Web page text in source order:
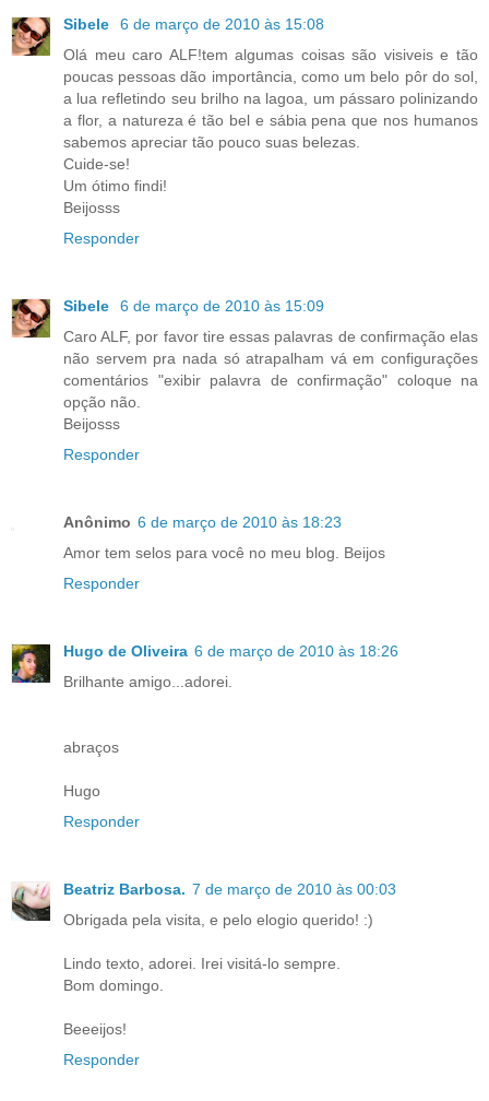
Sibele
6 de março de 2010 às 15:08
Olá meu caro ALF!tem algumas coisas são visiveis e tão
poucas pessoas dão importância, como um belo pôr do sol,
a lua refletindo seu brilho na lagoa, um pássaro polinizando
a flor, a natureza é tão bel e sábia pena que nos humanos
sabemos apreciar tão pouco suas belezas.
Cuide-se!
Um ótimo findi!
Beijosss
Responder
Sibele
6 de março de 2010 às 15:09
Caro ALF, por favor tire essas palavras de confirmação elas
não servem pra nada só atrapalham vá em configurações
comentários "exibir palavra de confirmação" coloque na
opção não.
Beijosss
Responder
Anônimo 6 de março de 2010 às 18:23
Amor tem selos para você no meu blog. Beijos
Responder
Hugo de Oliveira 6 de março de 2010 às 18:26
Brilhante amigo...adorei.
abraços
Hugo
Responder
Beatriz Barbosa. 7 de março de 2010 às 00:03
Obrigada pela visita, e pelo elogio querido! :)
Lindo texto, adorei. Irei visitá-lo sempre.
Bom domingo.
Beeeijos!
Responder